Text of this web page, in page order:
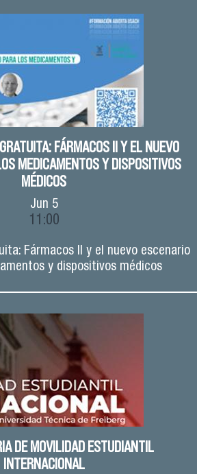
FÁRMACOS II Y EL NUEVO
MEDICAMENTOS Y DISPOSITIVOS
MÉDICOS
Jun 5
11:00
Fármacos II y el nuevo escenario
y dispositivos médicos
DE MOVILIDAD ESTUDIANTIL
INTERNACIONAL